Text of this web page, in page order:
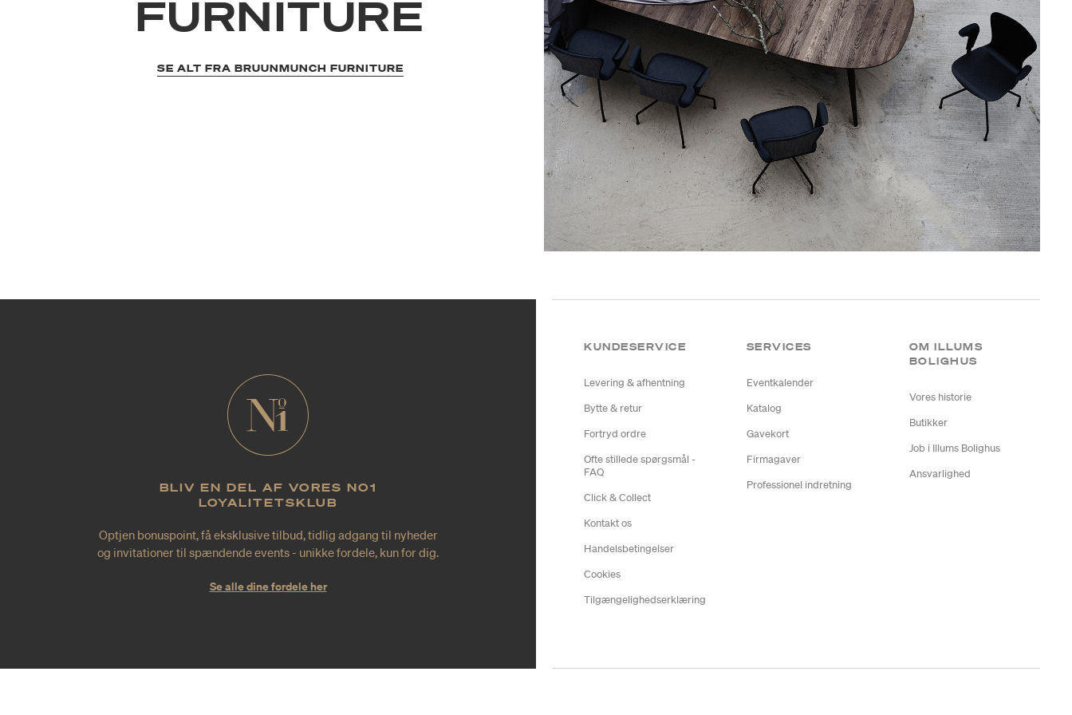
FURNITURE
SE ALT FRA BRUUNMUNCH FURNITURE
BLIV EN DEL AF VORES NO1
LOYALITETSKLUB
Optjen bonuspoint, få eksklusive tilbud, tidlig adgang til nyheder
og invitationer til spændende events - unikke fordele, kun for dig.
Se alle dine fordele her
KUNDESERVICE
Levering & afhentning
Bytte & retur
Fortryd ordre
Ofte stillede spørgsmål -
FAQ
Click & Collect
Kontakt os
Handelsbetingelser
Cookies
Tilgængelighedserklæring
SERVICES
Eventkalender
Katalog
Gavekort
Firmagaver
Professionel indretning
OM ILLUMS
BOLIGHUS
Vores historie
Butikker
Job i Illums Bolighus
Ansvarlighed